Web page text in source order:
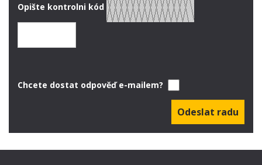
Opište kontrolni kód
Chcete dostat odpověď e-mailem?